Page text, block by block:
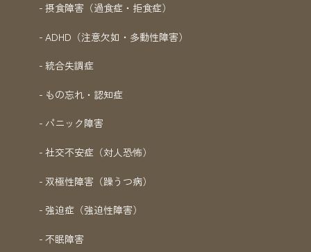
摂食障害（過食症・拒食症）
ADHD（注意欠如・多動性障害）
統合失調症
もの忘れ・認知症
パニック障害
社交不安症（対人恐怖）
双極性障害（躁うつ病）
強迫症（強迫性障害）
不眠障害